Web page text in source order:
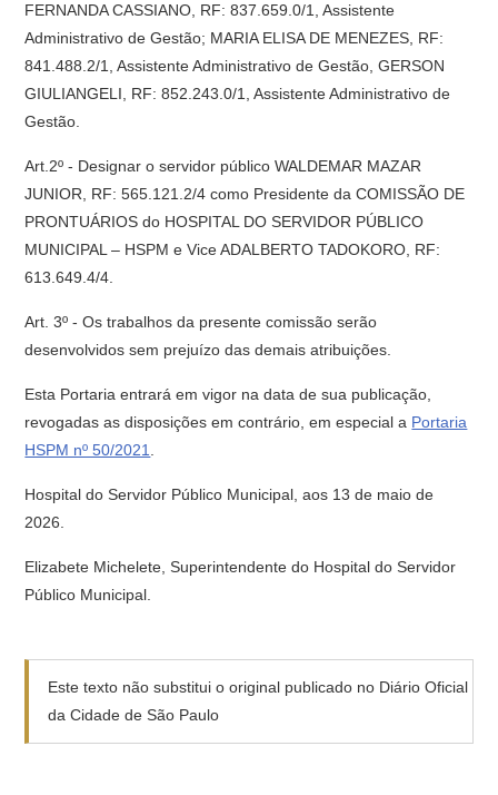
FERNANDA CASSIANO, RF: 837.659.0/1, Assistente
Administrativo de Gestão; MARIA ELISA DE MENEZES, RF:
841.488.2/1, Assistente Administrativo de Gestão, GERSON
GIULIANGELI, RF: 852.243.0/1, Assistente Administrativo de
Gestão.
Art.2º - Designar o servidor público WALDEMAR MAZAR
JUNIOR, RF: 565.121.2/4 como Presidente da COMISSÃO DE
PRONTUÁRIOS do HOSPITAL DO SERVIDOR PÚBLICO
MUNICIPAL – HSPM e Vice ADALBERTO TADOKORO, RF:
613.649.4/4.
Art. 3º - Os trabalhos da presente comissão serão
desenvolvidos sem prejuízo das demais atribuições.
Esta Portaria entrará em vigor na data de sua publicação,
revogadas as disposições em contrário, em especial a Portaria
HSPM nº 50/2021
Hospital do Servidor Público Municipal, aos 13 de maio de
2026.
Elizabete Michelete, Superintendente do Hospital do Servidor
Público Municipal.
Este texto não substitui o original publicado no Diário Oficial
da Cidade de São Paulo